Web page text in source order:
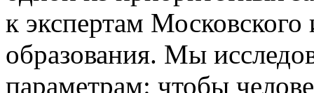
к экспертам Московского
образования. Мы
параметрам: чтобы